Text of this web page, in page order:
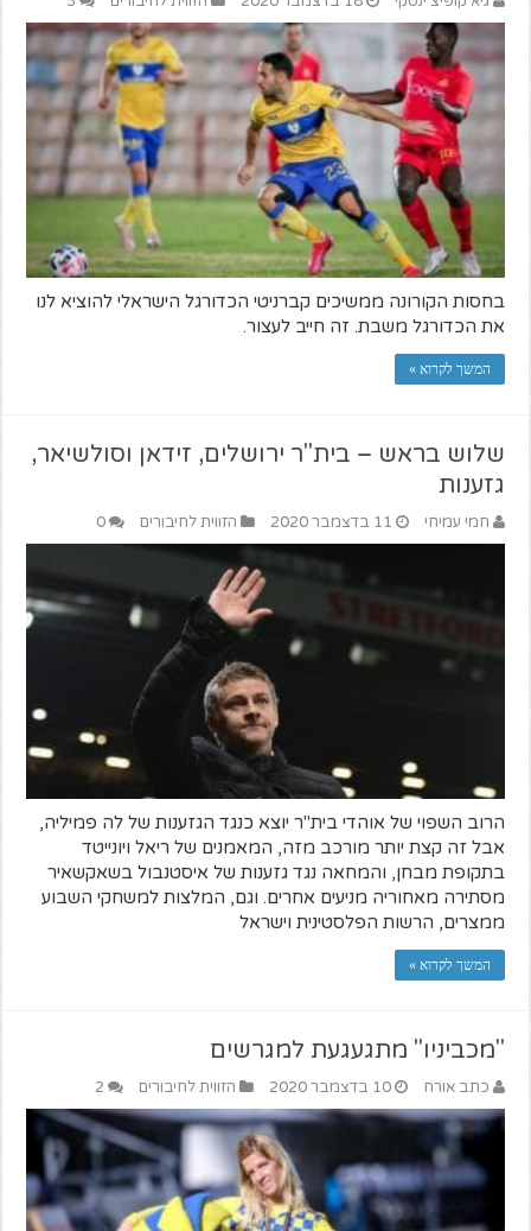
בחסות הקורונה ממשיכים קברניטי הכדורגל הישראלי להוציא לנו
את הכדורגל משבת. זה חייב לעצור.
המשך לקרוא »
שלוש בראש – בית"ר ירושלים, זידאן וסולשיאר,
גזענות
חמי עמיחי 11 בדצמבר 2020 הזווית לחיבורים 0
הרוב השפוי של אוהדי בית"ר יוצא כנגד הגזענות של לה פמיליה,
אבל זה קצת יותר מורכב מזה, המאמנים של ריאל ויונייטד
בתקופת מבחן, והמחאה נגד גזענות של איסטנבול בשאקשאיר
מסתירה מאחוריה מניעים אחרים. וגם, המלצות למשחקי השבוע
ממצרים, הרשות הפלסטינית וישראל
המשך לקרוא »
"מכביניו" מתגעגעת למגרשים
כתב אורח 10 בדצמבר 2020 הזווית לחיבורים 2